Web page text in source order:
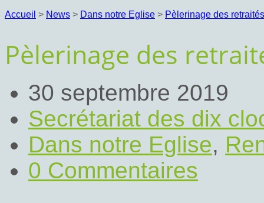
Accueil > News > Dans notre Eglise > Pèlerinage des
Pèlerinage des
30 septembre 2019
Secrétariat des dix
Dans notre Eglise,
0 Commentaires